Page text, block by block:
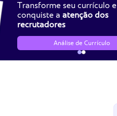
Transforme seu currículo e
conquiste a atenção dos
recrutadores
Análise de Currículo